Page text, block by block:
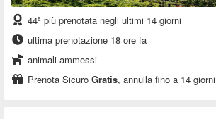
44ª più prenotata negli ultimi 14 giorni
ultima prenotazione 18 ore fa
animali ammessi
Prenota Sicuro Gratis, annulla fino a 14 giorni